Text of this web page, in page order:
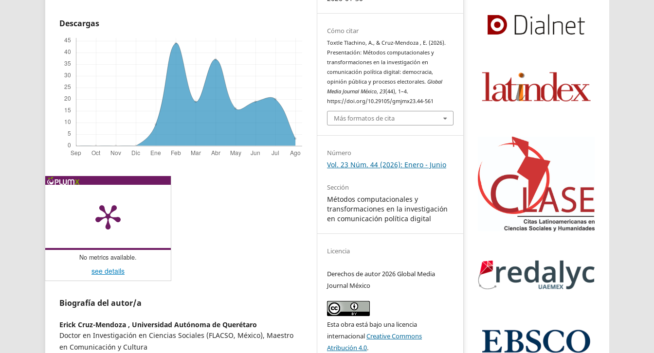
Descargas
No metrics available.
see details
Biografía del autor/a
Erick Cruz-Mendoza , Universidad Autónoma de Querétaro
Doctor en Investigación en Ciencias Sociales (FLACSO, México), Maestro
en Comunicación y Cultura
Cómo citar
Toxtle Tlachino, A., & Cruz-Mendoza , E. (2026).
Presentación: Métodos computacionales y
transformaciones en la investigación en
comunicación política digital: democracia,
opinión pública y procesos electorales.Global
Media Journal México,23(44), 1–4.
https://doi.org/10.29105/gmjmx23.44-561
Más formatos de cita
Número
Vol. 23 Núm. 44 (2026): Enero - Junio
Sección
Métodos computacionales y
transformaciones en la investigación
en comunicación política digital
Licencia
Derechos de autor 2026 Global Media
Journal México
Esta obra está bajo una licencia
internacionalCreative Commons
Atribución 4.0.